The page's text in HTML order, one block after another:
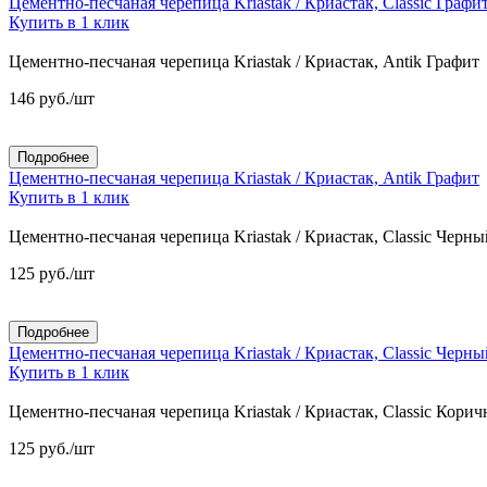
Купить в 1 клик
Цементно-песчаная черепица Kriastak / Криастак, Antik Графит
146 руб./шт
Подробнее
Цементно-песчаная черепица Kriastak / Криастак, Antik Графит
Купить в 1 клик
Цементно-песчаная черепица Kriastak / Криастак, Classic
125 руб./шт
Подробнее
Цементно-песчаная черепица Kriastak / Криастак, Classic
Купить в 1 клик
Цементно-песчаная черепица Kriastak / Криастак, Classic
125 руб./шт